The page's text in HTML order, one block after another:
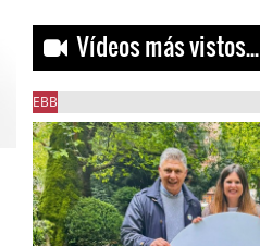
Vídeos más vistos...
EBB